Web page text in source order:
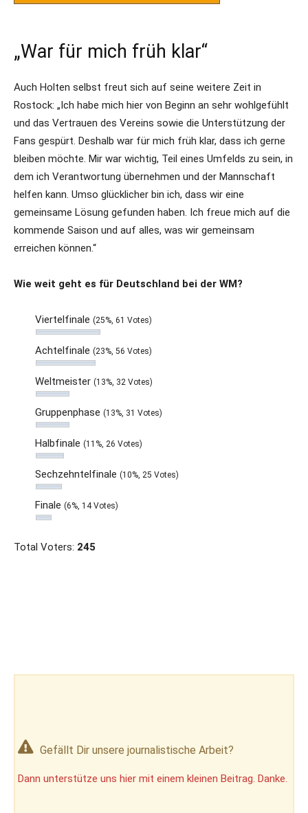
„War für mich früh klar“
Auch Holten selbst freut sich auf seine weitere Zeit in
Rostock: „Ich habe mich hier von Beginn an sehr wohlgefühlt
und das Vertrauen des Vereins sowie die Unterstützung der
Fans gespürt. Deshalb war für mich früh klar, dass ich gerne
bleiben möchte. Mir war wichtig, Teil eines Umfelds zu sein, in
dem ich Verantwortung übernehmen und der Mannschaft
helfen kann. Umso glücklicher bin ich, dass wir eine
gemeinsame Lösung gefunden haben. Ich freue mich auf die
kommende Saison und auf alles, was wir gemeinsam
erreichen können.“
Wie weit geht es für Deutschland bei der WM?
Viertelfinale (25%, 61 Votes)
Achtelfinale (23%, 56 Votes)
Weltmeister (13%, 32 Votes)
Gruppenphase (13%, 31 Votes)
Halbfinale (11%, 26 Votes)
Sechzehntelfinale (10%, 25 Votes)
Finale (6%, 14 Votes)
Total Voters: 245
Gefällt Dir unsere journalistische Arbeit?
Dann unterstütze uns hier mit einem kleinen Beitrag. Danke.